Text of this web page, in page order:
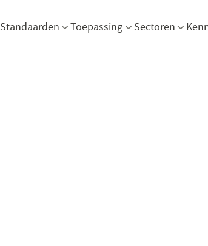
Menu openen
Standaarden Menu openen
Toepassing Menu openen
Sectoren